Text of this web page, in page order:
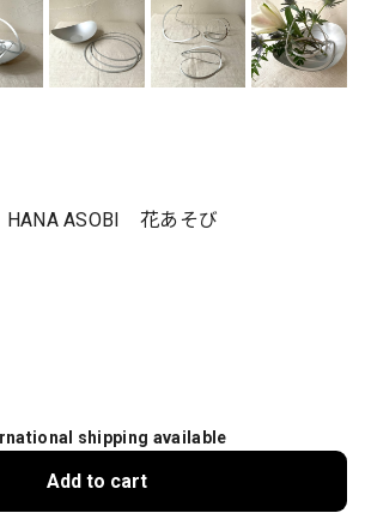
HANA ASOBI 花あそび
shipping available
Add to cart